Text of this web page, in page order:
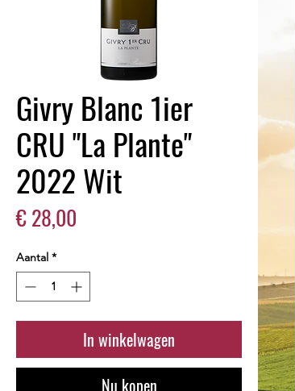
Givry Blanc 1ier
CRU "La Plante"
2022 Wit
€ 28,00
Aantal *
In winkelwagen
Nu kopen